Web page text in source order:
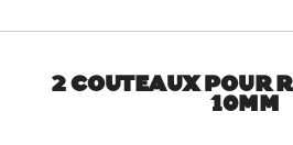
2 COUTEAUX POUR
10MM